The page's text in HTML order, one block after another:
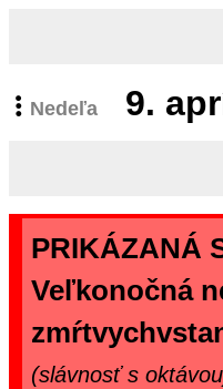
Nedeľa 9.
PRIKÁZANÁ
Veľkonočná
(slávnosť s